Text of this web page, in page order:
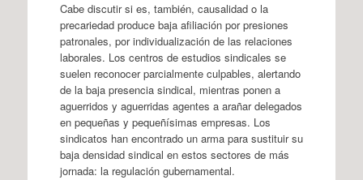
Cabe discutir si es, también, causalidad o la
precariedad produce baja afiliación por presiones
patronales, por individualización de las relaciones
laborales. Los centros de estudios sindicales se
suelen reconocer parcialmente culpables, alertando
de la baja presencia sindical, mientras ponen a
aguerridos y aguerridas agentes a arañar delegados
en pequeñas y pequeñísimas empresas. Los
sindicatos han encontrado un arma para sustituir su
baja densidad sindical en estos sectores de más
jornada: la regulación gubernamental.